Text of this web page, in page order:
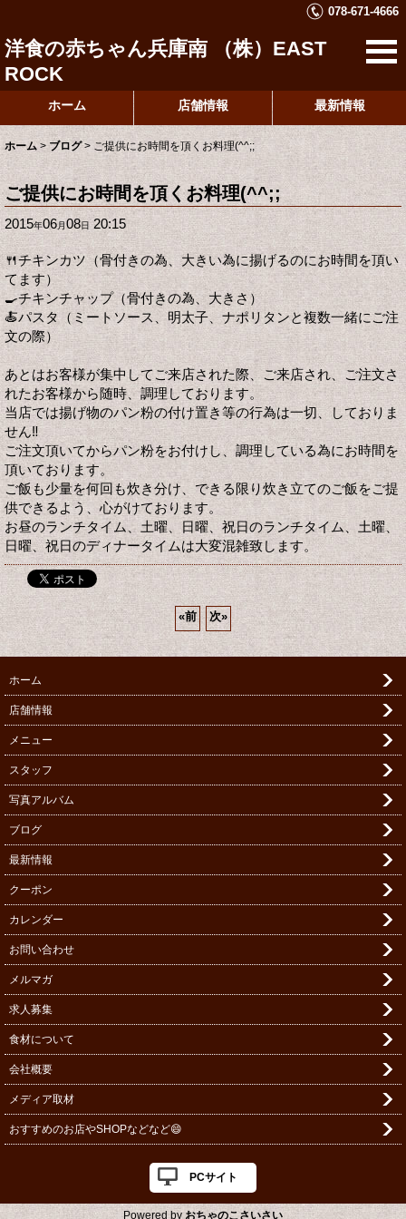
078-671-4666
洋食の赤ちゃん兵庫南 （株）EAST
ROCK
ホーム 店舗情報 最新情報
ホーム > ブログ > ご提供にお時間を頂くお料理(^^;;
ご提供にお時間を頂くお料理(^^;;
2015年06月08日20:15
🍴チキンカツ（骨付きの為、大きい為に揚げるのにお時間を頂い
てます）
🍳チキンチャップ（骨付きの為、大きさ）
🍝パスタ（ミートソース、明太子、ナポリタンと複数一緒にご注
文の際）
あとはお客様が集中してご来店された際、ご来店され、ご注文さ
れたお客様から随時、調理しております。
当店では揚げ物のパン粉の付け置き等の行為は一切、しておりま
せん‼️
ご注文頂いてからパン粉をお付けし、調理している為にお時間を
頂いております。
ご飯も少量を何回も炊き分け、できる限り炊き立てのご飯をご提
供できるよう、心がけております。
お昼のランチタイム、土曜、日曜、祝日のランチタイム、土曜、
日曜、祝日のディナータイムは大変混雑致します。
«前 次»
ホーム
店舗情報
メニュー
スタッフ
写真アルバム
ブログ
最新情報
クーポン
カレンダー
お問い合わせ
メルマガ
求人募集
食材について
会社概要
メディア取材
おすすめのお店やSHOPなどなど😄
PCサイト
Powered by おちゃのこさいさい